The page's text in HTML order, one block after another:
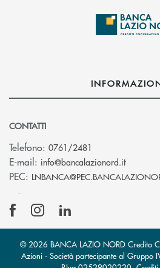
CONTATTI
Telefono: 0761/2481
E-mail: info@bancalazionord.it(si apre
PEC:
© 2026 BANCA LAZIO NORD Credito
Azioni - Società partecipante al Gruppo